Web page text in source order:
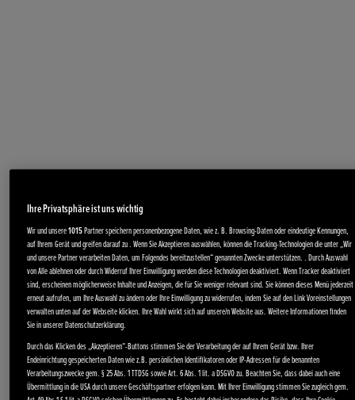
Akku-Produkte
Ihre Privatsphäre ist uns wichtig
Wir und unsere1015Partner speichern personenbezogene Daten, wie z. B. Browsing-Daten oder eindeutige Kennungen,
auf Ihrem Gerät und greifen darauf zu . Wenn Sie Akzeptieren auswählen, können die Tracking-Technologien die unter „Wir
und unsere Partner verarbeiten Daten, um Folgendes bereitzustellen“ genannten Zwecke unterstützen. . Durch Auswahl
von Alle ablehnen oder durch Widerruf Ihrer Einwilligung werden diese Technologien deaktiviert. Wenn Tracker deaktiviert
sind, erscheinen möglicherweise Inhalte und Anzeigen, die für Sie weniger relevant sind. Sie können dieses Menü jederzeit
erneut aufrufen, um Ihre Auswahl zu ändern oder Ihre Einwilligung zu widerrufen, indem Sie auf den Link Voreinstellungen
verwalten unten auf der Webseite klicken. Ihre Wahl wirkt sich auf unsere/n Website aus. Weitere Informationen finden
Sie in unserer Datenschutzerklärung.
Durch das Klicken des „Akzeptieren“-Buttons stimmen Sie der Verarbeitung der auf Ihrem Gerät bzw. Ihrer
Endeinrichtung gespeicherten Daten wie z.B. persönlichen Identifikatoren oder IP-Adressen für die benannten
Verarbeitungszwecke gem. § 25 Abs. 1 TTDSG sowie Art. 6 Abs. 1 lit. a DSGVO zu. Beachten Sie, dass dabei auch eine
Übermittlung in die USA durch unsere Geschäftspartner erfolgen kann. Mit Ihrer Einwilligung stimmen Sie zugleich gem.